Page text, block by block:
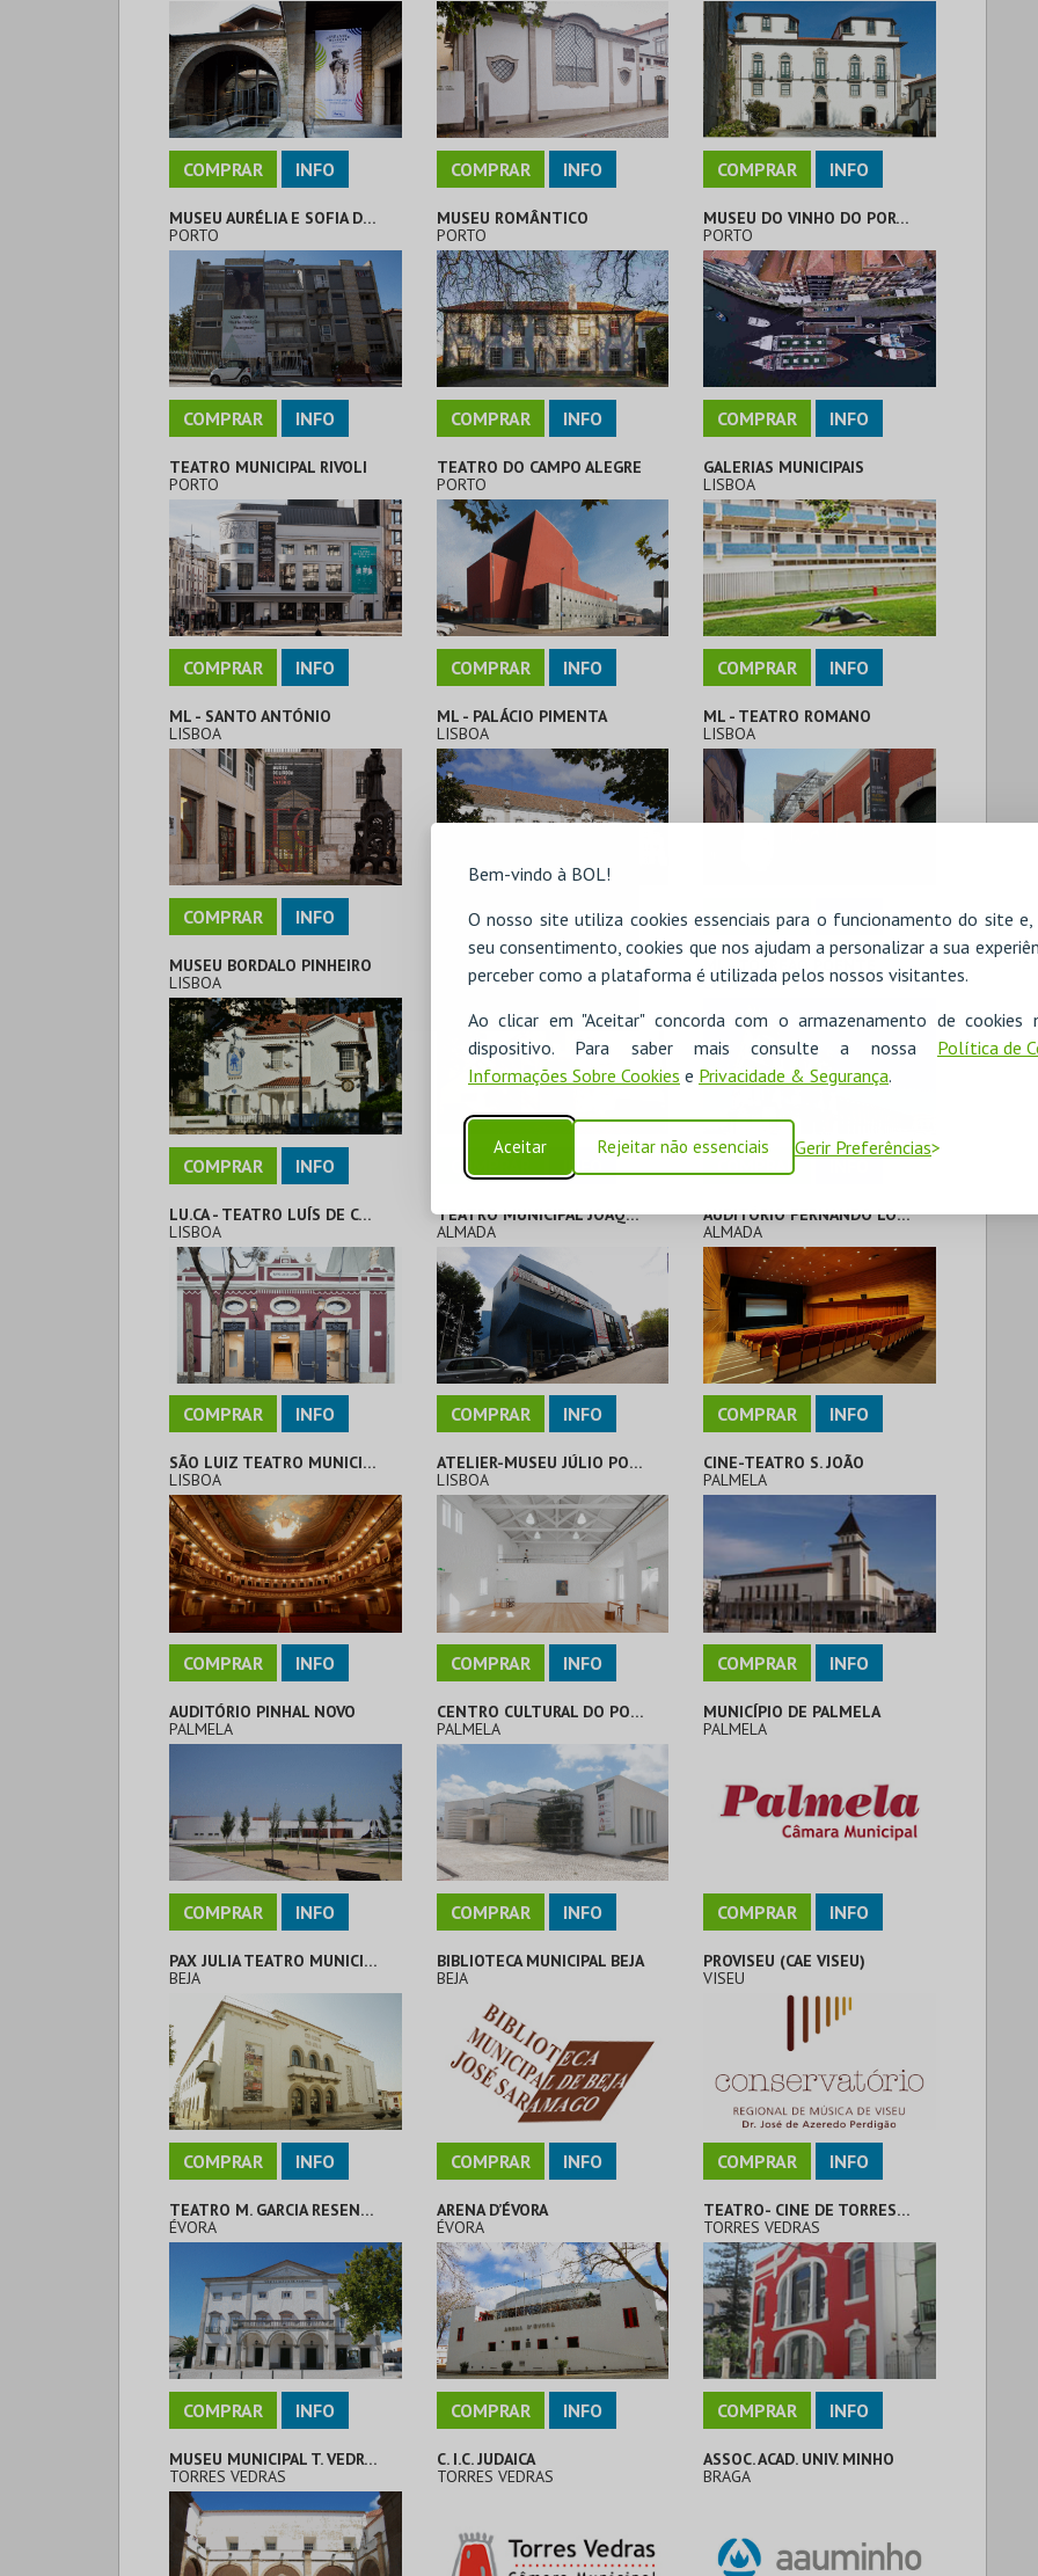
Bem-vindo à BOL!
O nosso site utiliza cookies essenciais para o funcionamento do site
seu consentimento, cookies que nos ajudam a personalizar a sua
perceber como a plataforma é utilizada pelos nossos visitantes.
Ao clicar em "Aceitar" concorda com o armazenamento de cookies
dispositivo. Para saber mais consulte a nossa Política de
Informações Sobre Cookies e Privacidade & Segurança.
Aceitar Rejeitar não essenciais Gerir Preferências
COMPRAR INFO COMPRAR INFO COMPRAR INFO
MUSEU AURÉLIA E SOFIA DE SOUZA
PORTO
COMPRAR INFO
MUSEU ROMÂNTICO
PORTO
COMPRAR INFO
MUSEU DO VINHO DO PORTO
PORTO
COMPRAR INFO
TEATRO MUNICIPAL RIVOLI
PORTO
COMPRAR INFO
TEATRO DO CAMPO ALEGRE
PORTO
COMPRAR INFO
GALERIAS MUNICIPAIS
LISBOA
COMPRAR INFO
ML - SANTO ANTÓNIO
LISBOA
COMPRAR INFO
ML - PALÁCIO PIMENTA
LISBOA
COMPRAR INFO
ML - TEATRO ROMANO
LISBOA
COMPRAR INFO
MUSEU BORDALO PINHEIRO
LISBOA
COMPRAR INFO
MUSEU DO ALJUBE
LISBOA
COMPRAR INFO
ML - TORREÃO POENTE
LISBOA
COMPRAR
LU.CA - TEATRO LUÍS DE CAMÕES
LISBOA
COMPRAR INFO
TEATRO MUNICIPAL JOAQUIM BENITE
ALMADA
COMPRAR INFO
AUDITÓRIO FERNANDO LOPES-GRAÇA
ALMADA
COMPRAR INFO
SÃO LUIZ TEATRO MUNICIPAL
LISBOA
COMPRAR INFO
ATELIER-MUSEU JÚLIO POMAR
LISBOA
COMPRAR INFO
CINE-TEATRO S. JOÃO
PALMELA
COMPRAR INFO
AUDITÓRIO PINHAL NOVO
PALMELA
COMPRAR INFO
CENTRO CULTURAL DO POCEIRÃO
PALMELA
COMPRAR INFO
MUNICÍPIO DE PALMELA
PALMELA
COMPRAR INFO
PAX JULIA TEATRO MUNICIPAL
BEJA
COMPRAR INFO
BIBLIOTECA MUNICIPAL BEJA
BEJA
COMPRAR INFO
PROVISEU (CAE VISEU)
VISEU
COMPRAR INFO
TEATRO M. GARCIA RESENDE
ÉVORA
COMPRAR INFO
ARENA D’ÉVORA
ÉVORA
COMPRAR INFO
TEATRO- CINE DE TORRES VEDRAS
TORRES VEDRAS
COMPRAR INFO
MUSEU MUNICIPAL T. VEDRAS
TORRES VEDRAS
C. I.C. JUDAICA
TORRES VEDRAS
ASSOC. ACAD. UNIV. MINHO
BRAGA